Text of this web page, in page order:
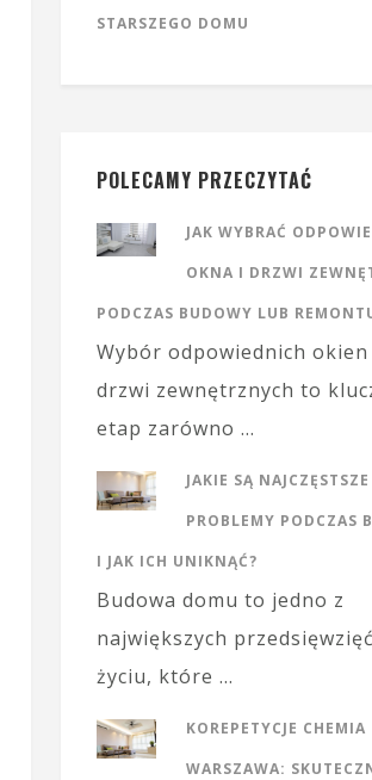
STARSZEGO DOMU
POLECAMY PRZECZYTAĆ
JAK WYBRAĆ
OKNA I DRZWI
PODCZAS BUDOWY LUB
Wybór odpowiednich okien
drzwi zewnętrznych to
etap zarówno …
JAKIE SĄ NAJCZĘSTSZE
PROBLEMY PODCZAS
I JAK ICH UNIKNĄĆ?
Budowa domu to jedno z
największych
życiu, które …
KOREPETYCJE CHEMIA
WARSZAWA: